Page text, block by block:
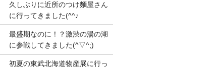
久しぶりに近所のつけ麵屋さん
に行ってきました(^^♪
最盛期なのに！？激渋の湯の湖
に参戦してきました(^▽^;)
初夏の東武北海道物産展に行っ